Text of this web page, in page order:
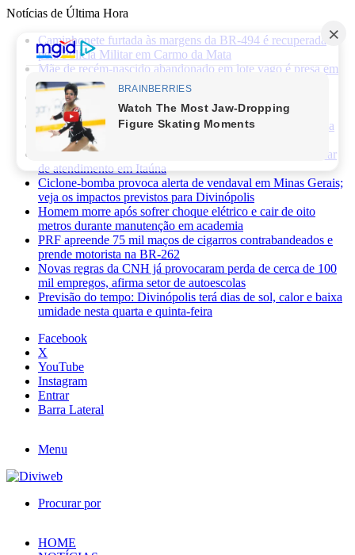
Notícias de Última Hora
Caminhonete furtada às margens da BR-494 é recuperada
pela Polícia Militar em Carmo da Mata
Mãe de recém-nascido abandonado em lote vago é presa em
Sabará
Três pessoas ficam feridas após ataque a facadas no bairro
Planalto, em Divinópolis
Previsão do tempo: fim de semana será de sol, calor e baixa
umidade em Divinópolis
Homem quebra vidro da recepção de hospital após reclamar
de atendimento em Itaúna
Ciclone-bomba provoca alerta de vendaval em Minas Gerais;
veja os impactos previstos para Divinópolis
Homem morre após sofrer choque elétrico e cair de oito
metros durante manutenção em academia
PRF apreende 75 mil maços de cigarros contrabandeados e
prende motorista na BR-262
Novas regras da CNH já provocaram perda de cerca de 100
mil empregos, afirma setor de autoescolas
Previsão do tempo: Divinópolis terá dias de sol, calor e baixa
umidade nesta quarta e quinta-feira
Facebook
X
YouTube
Instagram
Entrar
Barra Lateral
Menu
Procurar por
HOME